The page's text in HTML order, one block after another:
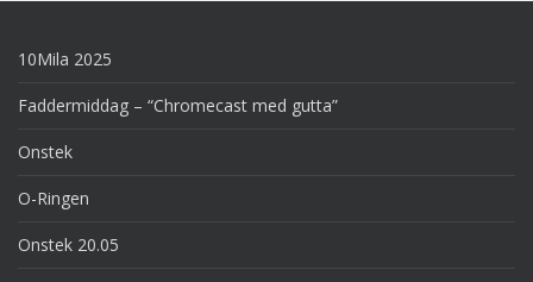
10Mila 2025
Faddermiddag – “Chromecast med gutta”
Onstek
O-Ringen
Onstek 20.05